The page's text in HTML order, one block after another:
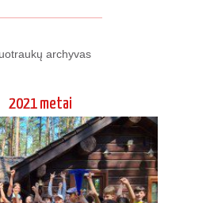
pamaina